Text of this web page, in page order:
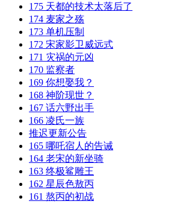
175 天都的技术太落后了
174 麦家之殇
173 单机压制
172 宋家影卫威远式
171 灾祸的元凶
170 监察者
169 你想娶我？
168 神阶现世？
167 话六野出手
166 凌氏一族
推迟更新公告
165 哪吒宿人的告诫
164 老宋的新坐骑
163 终极鲨雕王
162 星辰色敖丙
161 熬丙的初战